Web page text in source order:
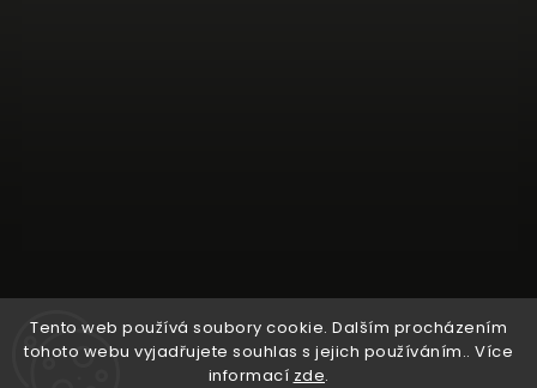
Tento web používá soubory cookie. Dalším procházením
tohoto webu vyjadřujete souhlas s jejich používáním.. Více
informací zde.
Sledovat na Instagramu